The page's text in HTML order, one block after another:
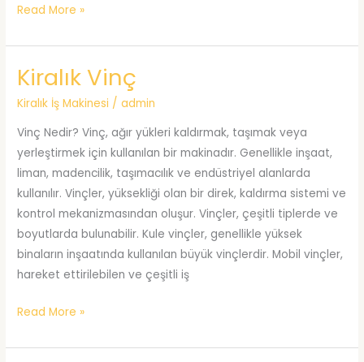
Tokat
ile
Profesyonel
Çözümler!
Read More »
Kiralık Vinç
Kiralık İş Makinesi /admin
Vinç Nedir? Vinç, ağır yükleri kaldırmak, taşımak veya
yerleştirmek için kullanılan bir makinadır. Genellikle inşaat,
liman, madencilik, taşımacılık ve endüstriyel alanlarda
kullanılır. Vinçler, yüksekliği olan bir direk, kaldırma sistemi ve
kontrol mekanizmasından oluşur. Vinçler, çeşitli tiplerde ve
boyutlarda bulunabilir. Kule vinçler, genellikle yüksek
binaların inşaatında kullanılan büyük vinçlerdir. Mobil vinçler,
hareket ettirilebilen ve çeşitli iş
Kiralık
Read More »